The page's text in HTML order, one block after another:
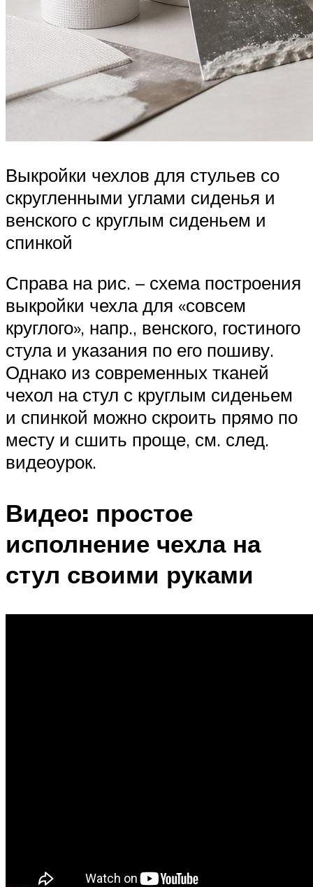
Выкройки чехлов для стульев со
скругленными углами сиденья и
венского с круглым сиденьем и
спинкой
Справа на рис. – схема построения
выкройки чехла для «совсем
круглого», напр., венского, гостиного
стула и указания по его пошиву.
Однако из современных тканей
чехол на стул с круглым сиденьем
и спинкой можно скроить прямо по
месту и сшить проще, см. след.
видеоурок.
Видео: простое
исполнение чехла на
стул своими руками